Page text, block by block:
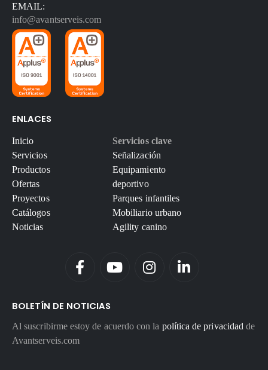
EMAIL:
info@avantserveis.com
ENLACES
Inicio
Servicios
Productos
Ofertas
Proyectos
Catálogos
Noticias
Servicios clave
Señalización
Equipamiento
deportivo
Parques infantiles
Mobiliario urbano
Agility canino
BOLETÍN DE NOTICIAS
Al suscribirme estoy de acuerdo con la política de privacidad de
Avantserveis.com